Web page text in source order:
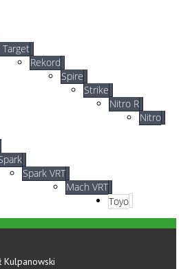
Target
Rekord
Spire
Strike
Nitro R
Nitro
Spark VRT
Mach VRT
Toyo
Kulpanowski